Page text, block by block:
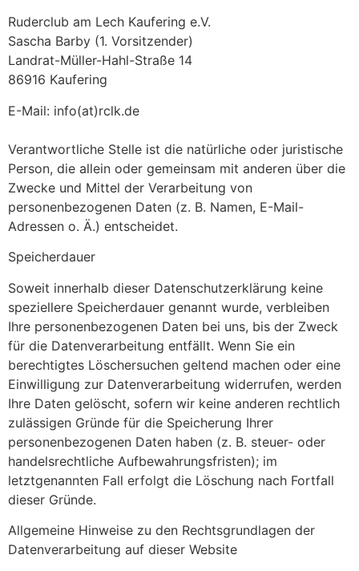
Ruderclub am Lech Kaufering e.V.
Sascha Barby (1. Vorsitzender)
Landrat-Müller-Hahl-Straße 14
86916 Kaufering
E-Mail: info(at)rclk.de
Verantwortliche Stelle ist die natürliche oder juristische
Person, die allein oder gemeinsam mit anderen über die
Zwecke und Mittel der Verarbeitung von
personenbezogenen Daten (z. B. Namen, E-Mail-
Adressen o. Ä.) entscheidet.
Speicherdauer
Soweit innerhalb dieser Datenschutzerklärung keine
speziellere Speicherdauer genannt wurde, verbleiben
Ihre personenbezogenen Daten bei uns, bis der Zweck
für die Datenverarbeitung entfällt. Wenn Sie ein
berechtigtes Löschersuchen geltend machen oder eine
Einwilligung zur Datenverarbeitung widerrufen, werden
Ihre Daten gelöscht, sofern wir keine anderen rechtlich
zulässigen Gründe für die Speicherung Ihrer
personenbezogenen Daten haben (z. B. steuer- oder
handelsrechtliche Aufbewahrungsfristen); im
letztgenannten Fall erfolgt die Löschung nach Fortfall
dieser Gründe.
Allgemeine Hinweise zu den Rechtsgrundlagen der
Datenverarbeitung auf dieser Website